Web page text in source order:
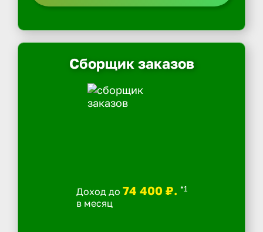
Сборщик заказов
Доход до 74 400 ₽. *1
в месяц